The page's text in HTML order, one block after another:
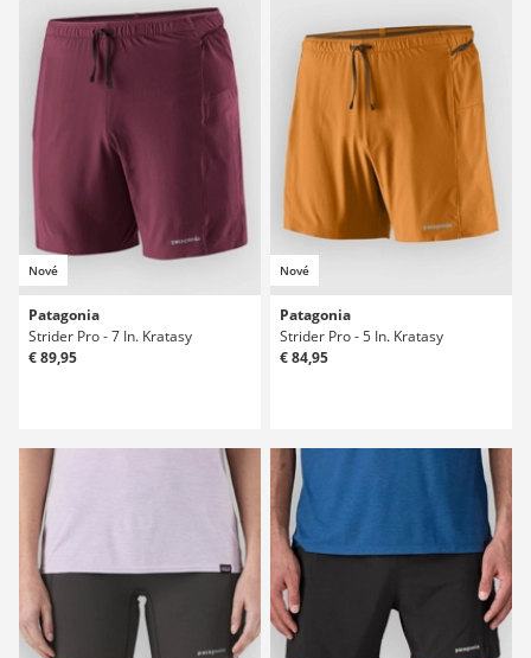
Nové
Patagonia
Strider Pro - 7 In. Kratasy
€ 89,95
Nové
Patagonia
Strider Pro - 5 In. Kratasy
€ 84,95